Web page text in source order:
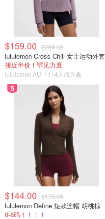
$159.00 $299.00
lululemon Cross Chill 女士运动外套
接近半价！罕见力度
lululemon AU 1114人感兴趣
5
$144.00 $179.00
lululemon Define 短款连帽 胡桃棕
0-8码！！！！